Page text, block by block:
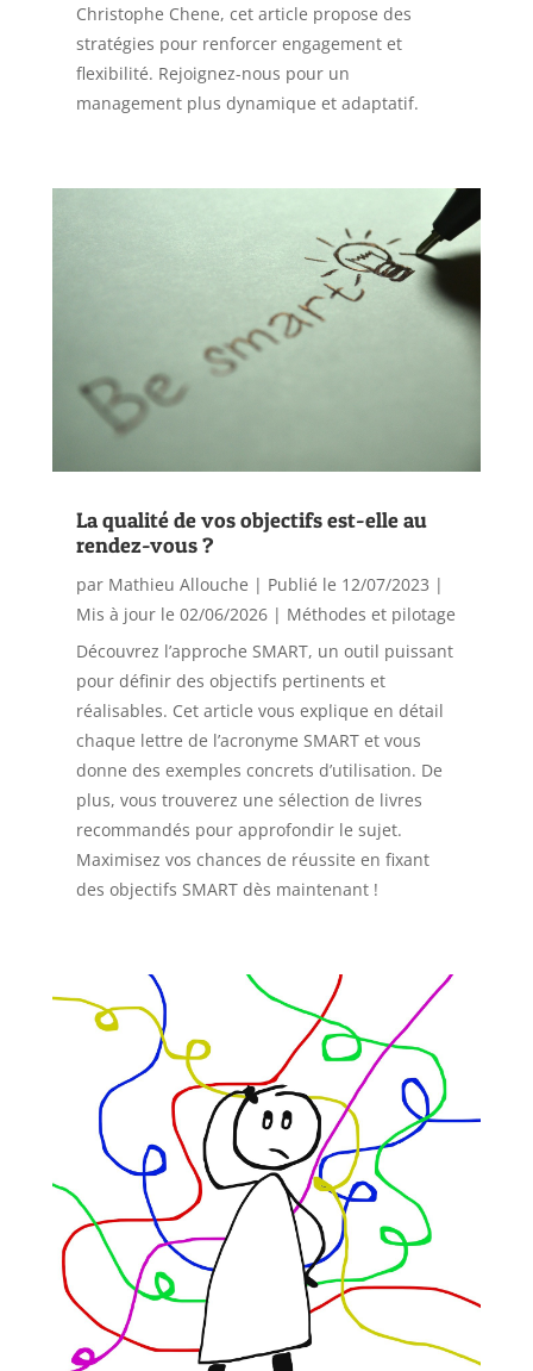
Christophe Chene, cet article propose des
stratégies pour renforcer engagement et
flexibilité. Rejoignez-nous pour un
management plus dynamique et adaptatif.
La qualité de vos objectifs est-elle au
rendez-vous ?
par Mathieu Allouche | Publié le 12/07/2023 |
Mis à jour le 02/06/2026| Méthodes et pilotage
Découvrez l’approche SMART, un outil puissant
pour définir des objectifs pertinents et
réalisables. Cet article vous explique en détail
chaque lettre de l’acronyme SMART et vous
donne des exemples concrets d’utilisation. De
plus, vous trouverez une sélection de livres
recommandés pour approfondir le sujet.
Maximisez vos chances de réussite en fixant
des objectifs SMART dès maintenant !